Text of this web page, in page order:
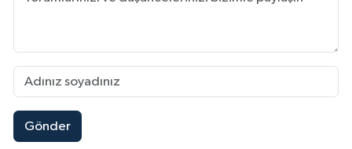
Gönder